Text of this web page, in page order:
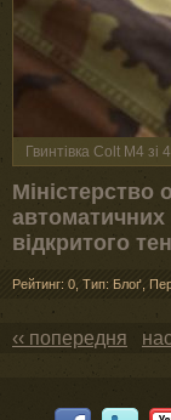
Гвинтівка Colt M4
Міністерство
автоматичних
відкритого
Рейтинг: 0 Тип: Блоґ
‹‹ попередня